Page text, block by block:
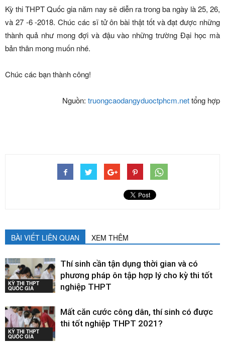
Kỳ thi THPT Quốc gia năm nay sẽ diễn ra trong ba ngày là 25, 26,
và 27 -6 -2018. Chúc các sĩ tử ôn bài thật tốt và đạt được những
thành quả như mong đợi và đậu vào những trường Đại học mà
bản thân mong muốn nhé.
Chúc các bạn thành công!
Nguồn: truongcaodangyduoctphcm.nettổng hợp
BÀI VIẾT LIÊN QUAN XEM THÊM
KỲ THI THPT
QUỐC GIA
Thí sinh cần tận dụng thời gian và có
phương pháp ôn tập hợp lý cho kỳ thi tốt
nghiệp THPT
KỲ THI THPT
QUỐC GIA
Mất căn cước công dân, thí sinh có được
thi tốt nghiệp THPT 2021?